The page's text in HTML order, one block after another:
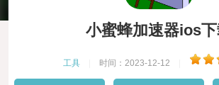
小蜜蜂加速器ios
工具 时间：2023-12-12